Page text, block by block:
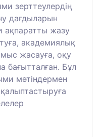
зерттеулердің
дағдыларын
ақпаратты жазу
академиялық
жасауға, оқу
бағытталған. Бұл
мәтіндермен